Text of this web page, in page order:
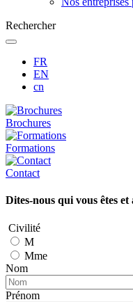
Rechercher
FR
EN
cn
Brochures
Formations
Contact
Dites-nous qui vous êtes
Civilité
M
Mme
Nom
Prénom